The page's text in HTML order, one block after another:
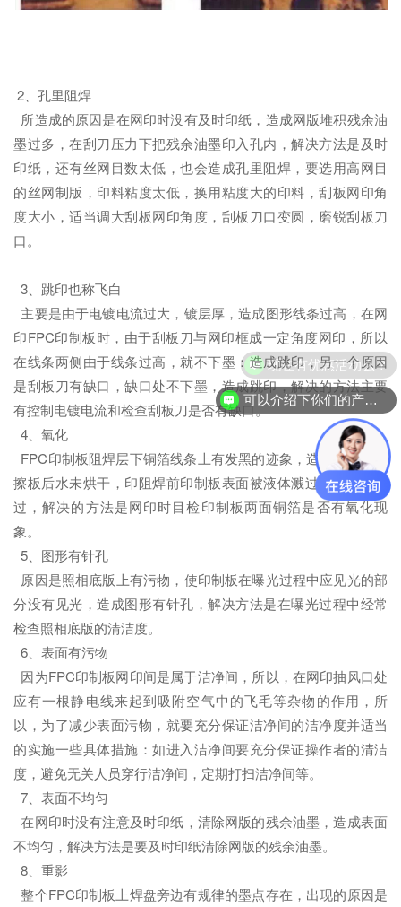
2、孔里阻焊
所造成的原因是在网印时没有及时印纸，造成网版堆积残余油
墨过多，在刮刀压力下把残余油墨印入孔内，解决方法是及时
印纸，还有丝网目数太低，也会造成孔里阻焊，要选用高网目
的丝网制版，印料粘度太低，换用粘度大的印料，刮板网印角
度大小，适当调大刮板网印角度，刮板刀口变圆，磨锐刮板刀
口。
3、跳印也称飞白
主要是由于电镀电流过大，镀层厚，造成图形线条过高，在网
印FPC印制板时，由于刮板刀与网印框成一定角度网印，所以
在线条两侧由于线条过高，就不下墨：造成跳印，另一个原因
是刮板刀有缺口，缺口处不下墨，造成跳印，解决的方法主要
有控制电镀电流和检查刮板刀是否有缺口。
4、氧化
FPC印制板阻焊层下铜箔线条上有发黑的迹象，造成的原因有
擦板后水未烘干，印阻焊前印制板表面被液体溅过或是用手模
过，解决的方法是网印时目检印制板两面铜箔是否有氧化现
象。
5、图形有针孔
原因是照相底版上有污物，使印制板在曝光过程中应见光的部
分没有见光，造成图形有针孔，解决方法是在曝光过程中经常
检查照相底版的清洁度。
6、表面有污物
因为FPC印制板网印间是属于洁净间，所以，在网印抽风口处
应有一根静电线来起到吸附空气中的飞毛等杂物的作用，所
以，为了减少表面污物，就要充分保证洁净间的洁净度并适当
的实施一些具体措施：如进入洁净间要充分保证操作者的清洁
度，避免无关人员穿行洁净间，定期打扫洁净间等。
7、表面不均匀
在网印时没有注意及时印纸，清除网版的残余油墨，造成表面
不均匀，解决方法是要及时印纸清除网版的残余油墨。
8、重影
整个FPC印制板上焊盘旁边有规律的墨点存在，出现的原因是
可以介绍下你们的产品么？
现在有优惠活动么？